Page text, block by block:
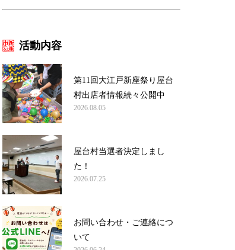
活動内容
第11回大江戸新座祭り屋台
村出店者情報続々公開中
2026.08.05
屋台村当選者決定しまし
た！
2026.07.25
お問い合わせ・ご連絡につ
いて